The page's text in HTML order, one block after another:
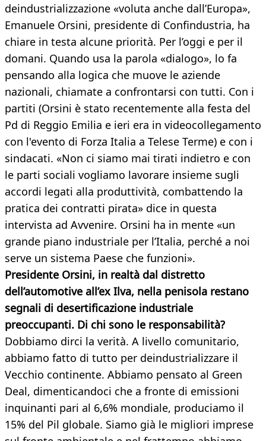
deindustrializzazione «voluta anche dall’Europa»,
Emanuele Orsini, presidente di Confindustria, ha
chiare in testa alcune priorità. Per l’oggi e per il
domani. Quando usa la parola «dialogo», lo fa
pensando alla logica che muove le aziende
nazionali, chiamate a confrontarsi con tutti. Con i
partiti (Orsini è stato recentemente alla festa del
Pd di Reggio Emilia e ieri era in videocollegamento
con l'evento di Forza Italia a Telese Terme) e con i
sindacati. «Non ci siamo mai tirati indietro e con
le parti sociali vogliamo lavorare insieme sugli
accordi legati alla produttività, combattendo la
pratica dei contratti pirata» dice in questa
intervista ad Avvenire. Orsini ha in mente «un
grande piano industriale per l’Italia, perché a noi
serve un sistema Paese che funzioni».
Presidente Orsini, in realtà dal distretto
dell’automotive all’ex Ilva, nella penisola restano
segnali di desertificazione industriale
preoccupanti. Di chi sono le responsabilità?
Dobbiamo dirci la verità. A livello comunitario,
abbiamo fatto di tutto per deindustrializzare il
Vecchio continente. Abbiamo pensato al Green
Deal, dimenticandoci che a fronte di emissioni
inquinanti pari al 6,6% mondiale, produciamo il
15% del Pil globale. Siamo già le migliori imprese